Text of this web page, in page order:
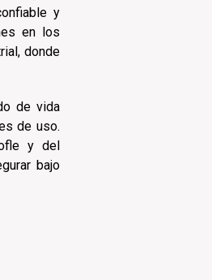
y
en los
donde
de vida
de uso.
y del
bajo